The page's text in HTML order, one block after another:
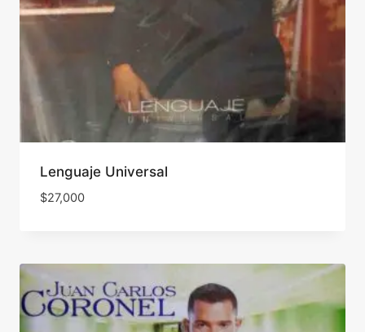
Lenguaje Universal
$27,000